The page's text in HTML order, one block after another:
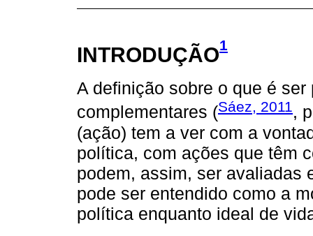
INTRODUÇÃO1
A definição sobre o que é
complementares (Sáez, 2011,
(ação) tem a ver com a
política, com ações que têm
podem, assim, ser avaliadas
pode ser entendido como a
política enquanto ideal de